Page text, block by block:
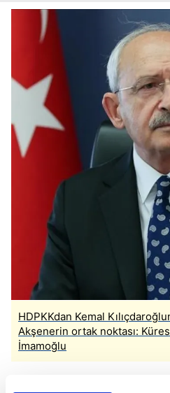
HDPKKdan Kemal
Akşenerin ortak noktası:
İmamoğlu